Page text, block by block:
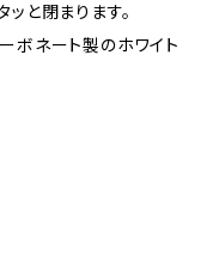
と閉まります。
ボネート製のホワイト